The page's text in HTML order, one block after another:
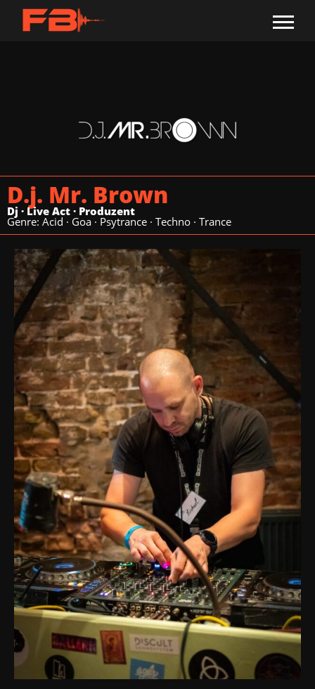
D.j. Mr. Brown
Dj · Live Act · Produzent
Genre: Acid · Goa · Psytrance · Techno · Trance